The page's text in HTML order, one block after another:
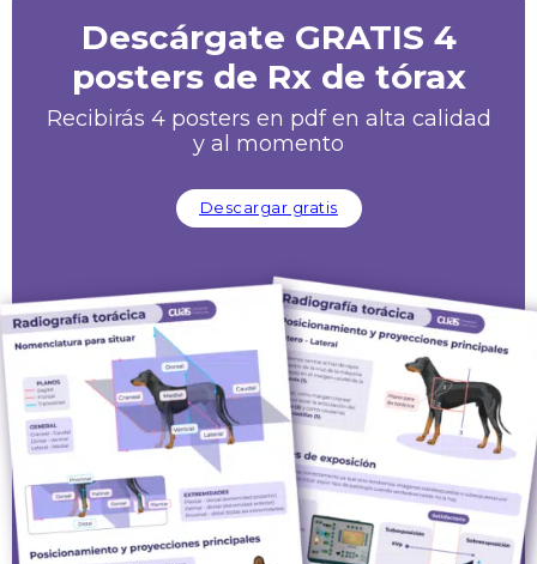
Descárgate GRATIS 4
posters de Rx de tórax
Recibirás 4 posters en pdf en alta calidad
y al momento
Descargar gratis